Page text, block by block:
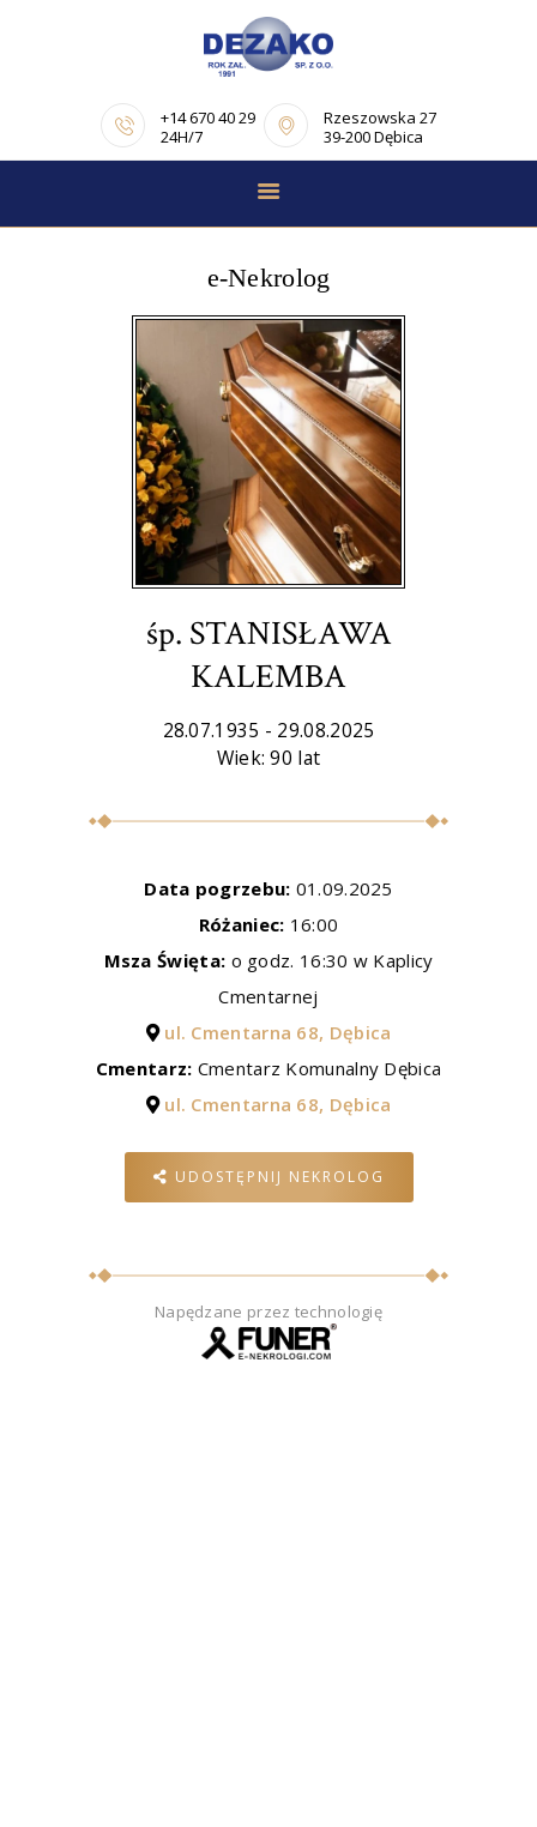
+14 670 40 29
24H/7
Rzeszowska 27
39-200 Dębica
STRONA GŁÓWNA
OFERTA
PORADNIK
POGRZEBOWY
OPINIE
KONTAKT
e-Nekrolog
śp. STANISŁAWA
KALEMBA
28.07.1935 - 29.08.2025
Wiek: 90 lat
Data pogrzebu: 01.09.2025
Różaniec: 16:00
Msza Święta: o godz. 16:30 w Kaplicy
Cmentarnej
ul. Cmentarna 68, Dębica
Cmentarz: Cmentarz Komunalny Dębica
ul. Cmentarna 68, Dębica
UDOSTĘPNIJ NEKROLOG
Napędzane przez technologię